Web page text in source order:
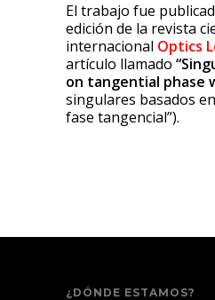
El trabajo fue
edición de la revista
internacional Optics
artículo llamado
on tangential phase
singulares basados
fase tangencial”).
¿DÓNDE ESTAMOS?